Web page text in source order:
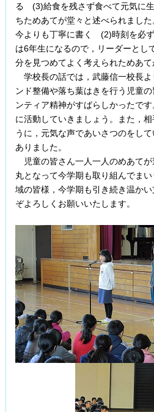
る (3)給食を残さず食べて元気に
ちためあてが堂々と述べられまし
今よりも丁寧に書く (2)時刻を必
は6年生になるので，リーダーとし
分を見つめてよく考えられためあて
学校長の話では，武藤信一校長よ
ンド整備や落ち葉はきを行う児童
ンティア精神がすばらしかったで
に活動していきましょう。また，
うに，元気な声であいさつのをし
ありました。
児童の皆さん一人一人のめあて
丸となって今学期も取り組んでま
域の皆様，今学期も引き続き温か
ぞよろしくお願いいたします。